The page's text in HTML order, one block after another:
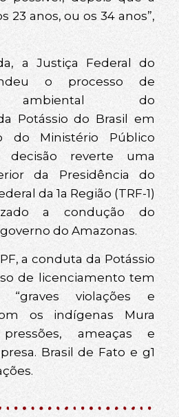
23 anos, ou os 34 anos”,
a Justiça Federal do
o processo de
ambiental do
Potássio do Brasil em
do Ministério Público
decisão reverte uma
da Presidência do
da 1a Região (TRF-1)
a condução do
do Amazonas.
a conduta da Potássio
de licenciamento tem
violações e
os indígenas Mura
ameaças e
Brasil de Fato e g1